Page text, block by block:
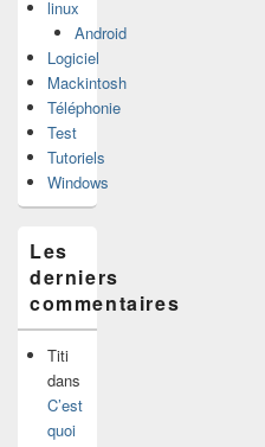
linux
Android
Logiciel
Mackintosh
Téléphonie
Test
Tutoriels
Windows
Les
derniers
commentaires
Titi
dans
C’est
quoi